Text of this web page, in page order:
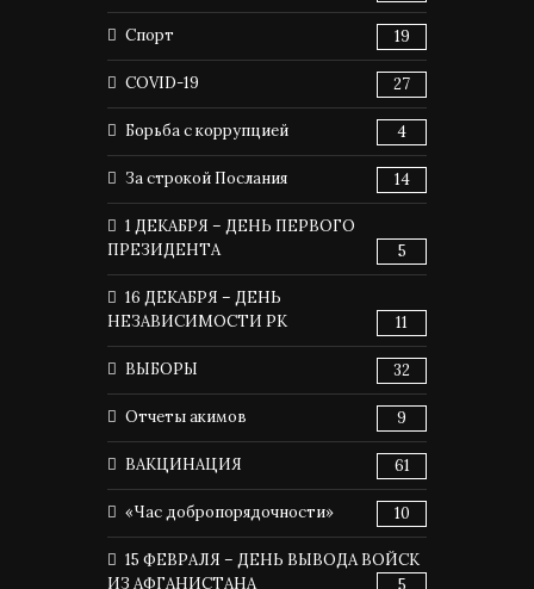
Спорт 19
COVID-19 27
Борьба с коррупцией 4
За строкой Послания 14
1 ДЕКАБРЯ – ДЕНЬ ПЕРВОГО
ПРЕЗИДЕНТА
5
16 ДЕКАБРЯ – ДЕНЬ
НЕЗАВИСИМОСТИ РК
11
ВЫБОРЫ 32
Отчеты акимов 9
ВАКЦИНАЦИЯ 61
«Час добропорядочности» 10
15 ФЕВРАЛЯ – ДЕНЬ ВЫВОДА ВОЙСК
ИЗ АФГАНИСТАНА
5